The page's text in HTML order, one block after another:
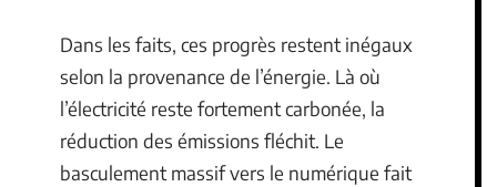
Dans les faits, ces progrès restent inégaux
selon la provenance de l’énergie. Là où
l’électricité reste fortement carbonée, la
réduction des émissions fléchit. Le
basculement massif vers le numérique fait